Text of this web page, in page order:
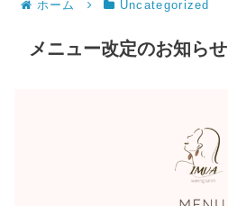
ホーム Uncategorized
メニュー改定のお知らせ